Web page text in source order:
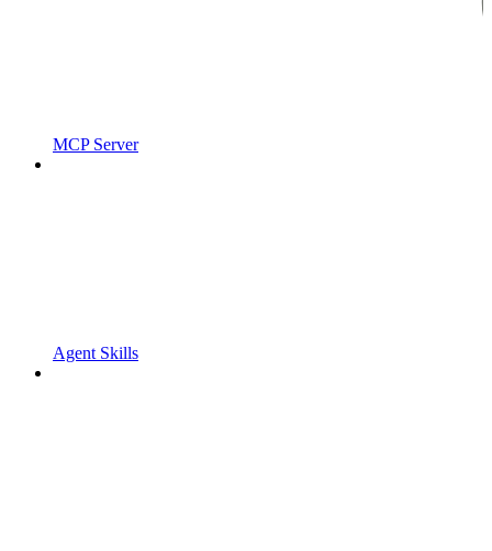
MCP Server
Agent Skills